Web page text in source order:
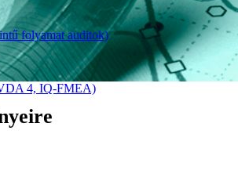
folyamat auditok)
4, IQ-FMEA)